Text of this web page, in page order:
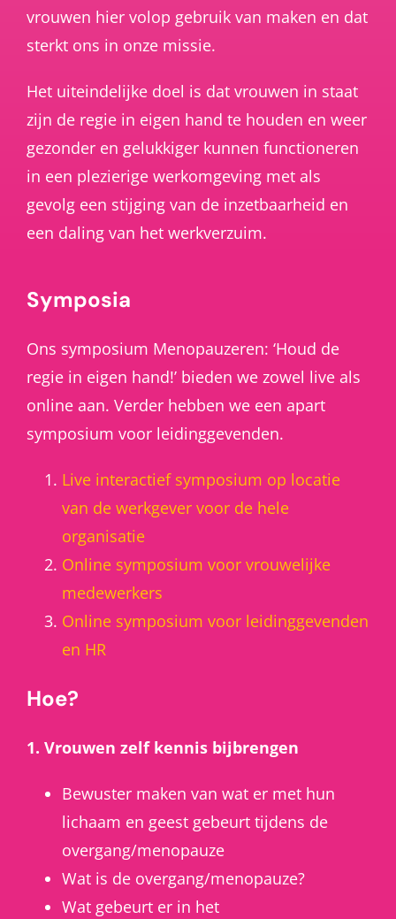
vrouwen hier volop gebruik van maken en dat
sterkt ons in onze missie.
Het uiteindelijke doel is dat vrouwen in staat
zijn de regie in eigen hand te houden en weer
gezonder en gelukkiger kunnen functioneren
in een plezierige werkomgeving met als
gevolg een stijging van de inzetbaarheid en
een daling van het werkverzuim.
Symposia
Ons symposium Menopauzeren: ‘Houd de
regie in eigen hand!’ bieden we zowel live als
online aan. Verder hebben we een apart
symposium voor leidinggevenden.
Live interactief symposium op locatie
van de werkgever voor de hele
organisatie
Online symposium voor vrouwelijke
medewerkers
Online symposium voor leidinggevenden
en HR
Hoe?
1. Vrouwen zelf kennis bijbrengen
Bewuster maken van wat er met hun
lichaam en geest gebeurt tijdens de
overgang/menopauze
Wat is de overgang/menopauze?
Wat gebeurt er in het